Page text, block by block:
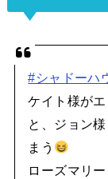
#シャドーハ
ケイト様が
と、ジョン
まう
ローズマリ